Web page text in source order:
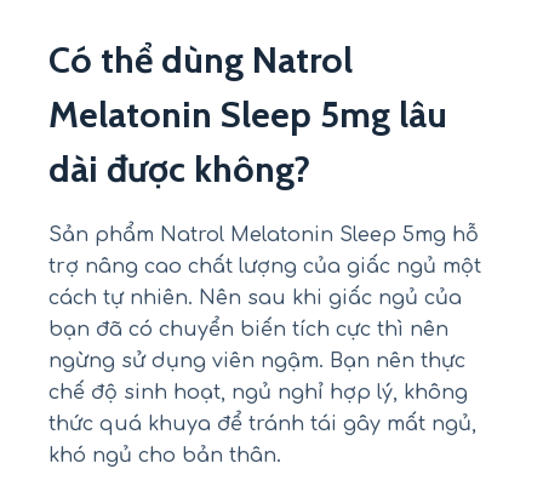
Có thể dùng Natrol
Melatonin Sleep 5mg lâu
dài được không?
Sản phẩm Natrol Melatonin Sleep 5mg hỗ
trợ nâng cao chất lượng của giấc ngủ một
cách tự nhiên. Nên sau khi giấc ngủ của
bạn đã có chuyển biến tích cực thì nên
ngừng sử dụng viên ngậm. Bạn nên thực
chế độ sinh hoạt, ngủ nghỉ hợp lý, không
thức quá khuya để tránh tái gây mất ngủ,
khó ngủ cho bản thân.